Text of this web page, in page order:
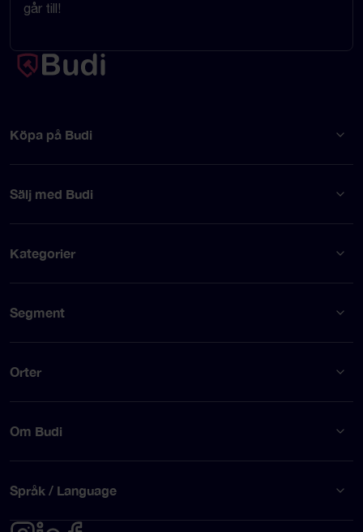
går till!
Köpa på Budi
Sälj med Budi
Kategorier
Segment
Orter
Om Budi
Språk / Language